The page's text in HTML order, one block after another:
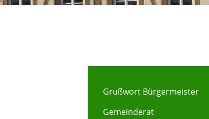
Grußwort Bürgermeister
Gemeinderat